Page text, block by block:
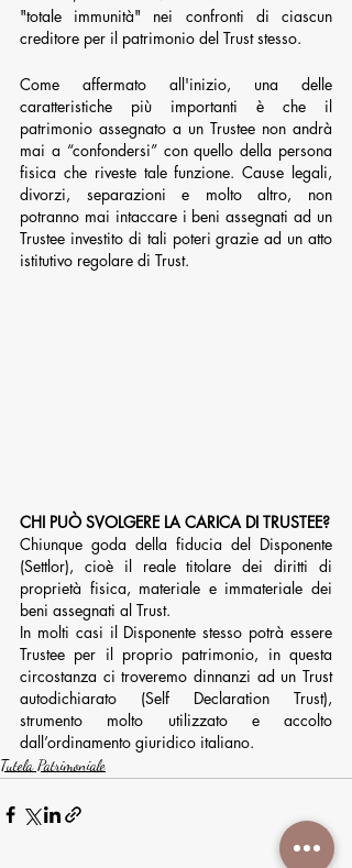
"totale immunità" nei confronti di ciascun
creditore per il patrimonio del Trust stesso.
Come affermato all'inizio, una delle
caratteristiche più importanti è che il
patrimonio assegnato a un Trustee non andrà
mai a “confondersi” con quello della persona
fisica che riveste tale funzione. Cause legali,
divorzi, separazioni e molto altro, non
potranno mai intaccare i beni assegnati ad un
Trustee investito di tali poteri grazie ad un atto
istitutivo regolare di Trust.
Chiunque goda della fiducia del Disponente
(Settlor), cioè il reale titolare dei diritti di
proprietà fisica, materiale e immateriale dei
beni assegnati al Trust.
In molti casi il Disponente stesso potrà essere
Trustee per il proprio patrimonio, in questa
circostanza ci troveremo dinnanzi ad un Trust
autodichiarato (Self Declaration Trust),
strumento molto utilizzato e accolto
dall’ordinamento giuridico italiano.
Tutela Patrimoniale